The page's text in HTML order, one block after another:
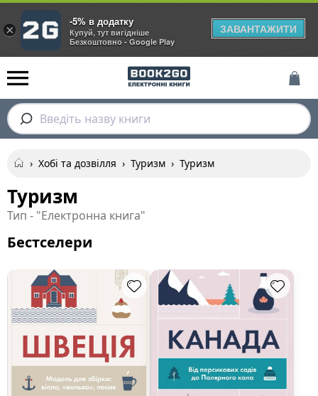
Введіть назву книги
› Хобі та дозвілля › Туризм › Туризм
Туризм
Тип - "Електронна книга"
Бестселери
×
-5% в додатку
Купуй, тут вигідніше
Безкоштовно - Google Play
ЗАВАНТАЖИТИ